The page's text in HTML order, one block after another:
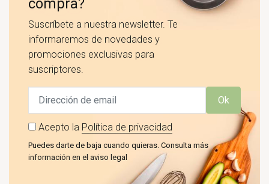
compra?
Suscríbete a nuestra newsletter. Te
informaremos de novedades y
promociones exclusivas para
suscriptores.
Ok
Acepto la Política de privacidad
Puedes darte de baja cuando quieras. Consulta más
información en el aviso legal